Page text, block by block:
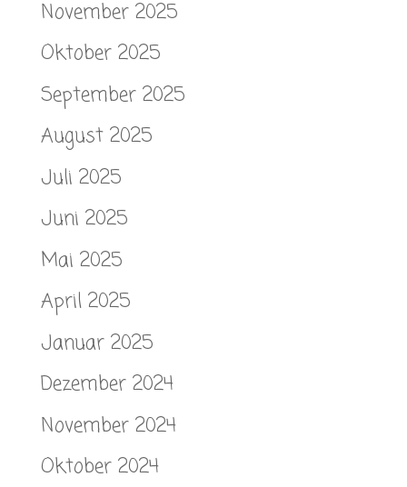
November 2025
Oktober 2025
September 2025
August 2025
Juli 2025
Juni 2025
Mai 2025
April 2025
Januar 2025
Dezember 2024
November 2024
Oktober 2024